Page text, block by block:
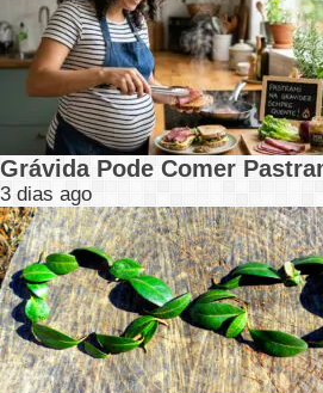
Grávida Pode Comer
3 dias ago